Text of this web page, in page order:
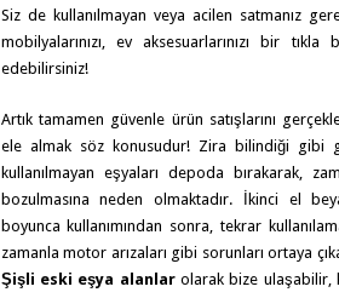
Siz de kullanılmayan veya acilen satmanız
mobilyalarınızı, ev aksesuarlarınızı bir
edebilirsiniz!
Artık tamamen güvenle ürün satışlarını
ele almak söz konusudur! Zira bilindiği gibi
kullanılmayan eşyaları depoda bırakarak,
bozulmasına neden olmaktadır. İkinci el
boyunca kullanımından sonra, tekrar
zamanla motor arızaları gibi sorunları ortaya
Şişli eski eşya alanlarolarak bize ulaşabilir,